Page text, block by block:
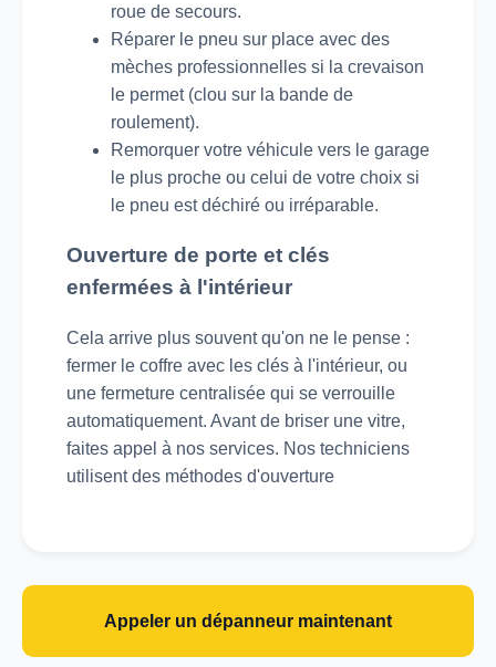
roue de secours.
Réparer le pneu sur place avec des
mèches professionnelles si la crevaison
le permet (clou sur la bande de
roulement).
Remorquer votre véhicule vers le garage
le plus proche ou celui de votre choix si
le pneu est déchiré ou irréparable.
Ouverture de porte et clés
enfermées à l'intérieur
Cela arrive plus souvent qu'on ne le pense :
fermer le coffre avec les clés à l'intérieur, ou
une fermeture centralisée qui se verrouille
automatiquement. Avant de briser une vitre,
faites appel à nos services. Nos techniciens
utilisent des méthodes d'ouverture
Appeler un dépanneur maintenant